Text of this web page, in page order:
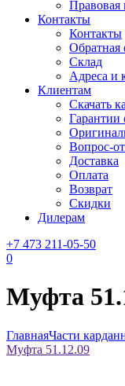
Контакты
Контакты
Обратная
Склад
Адреса и
Клиентам
Скачать
Гарантии
Вопрос-
Доставка
Оплата
Возврат
Скидки
Дилерам
+7 473 211-05-50
0
Муфта
ГлавнаяЧасти
Муфта 51.12.09